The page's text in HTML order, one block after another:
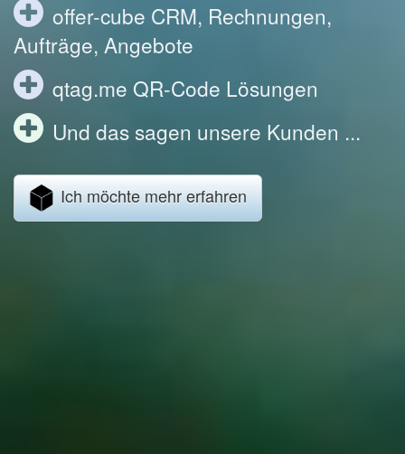
offer-cube CRM, Rechnungen,
Aufträge, Angebote
qtag.me QR-Code Lösungen
Und das sagen unsere Kunden ...
Ich möchte mehr erfahren